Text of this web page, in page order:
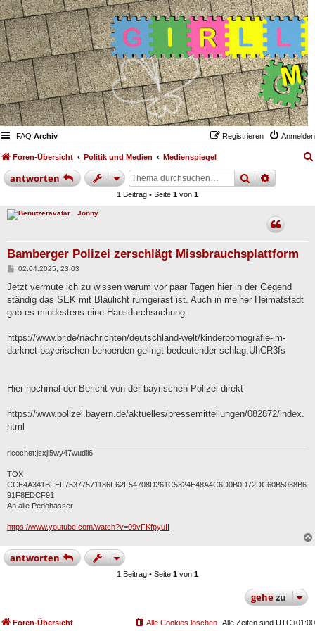
FAQ Archiv Anmelden
Registrieren
Foren-Übersicht Politik und Medien Medienspiegel
antworten suche
1 Beitrag • Seite 1 von 1
Jonny
Bamberger Polizei zerschlägt Missbrauchsplattform
B
i
r
a
02.04.2025, 23:03
Jetzt vermute ich zu wissen warum vor paar Tagen hier in der Gegend
ständig das SEK mit Blaulicht rumgerast ist. Auch in meiner Heimatstadt
gab es mindestens eine Hausdurchsuchung.
https://www.br.de/nachrichten/deutschland-welt/kinderpornografie-im-
darknet-bayerischen-behoerden-gelingt-bedeutender-schlag,UhCR3fs
Hier nochmal der Bericht von der bayrischen Polizei direkt
https://www.polizei.bayern.de/aktuelles/pressemitteilungen/082872/index.
html
ricochet:jsxji5wy47wudli6
TOX
CCE4A341BFEF75377571186F62F54708D261C5324E48A4C6D0B0D72DC60B5038B6
91F8EDCF91
An alle Pedohasser
https://www.youtube.com/watch?v=09vFKfpyuII
antworten
1 Beitrag • Seite 1 von 1
gehezu
Foren-Übersicht Alle Zeiten sind UTC+01:00
Alle Cookies löschen